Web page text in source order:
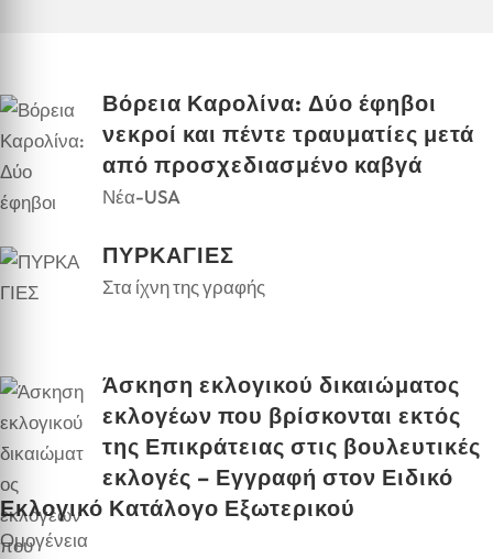
Βόρεια Καρολίνα: Δύο έφηβοι
νεκροί και πέντε τραυματίες μετά
από προσχεδιασμένο καβγά
Νέα-USA
ΠΥΡΚΑΓΙΕΣ
Στα ίχνη της γραφής
Άσκηση εκλογικού δικαιώματος
εκλογέων που βρίσκονται εκτός
της Επικράτειας στις βουλευτικές
εκλογές – Εγγραφή στον Ειδικό
Εκλογικό Κατάλογο Εξωτερικού
Ομογένεια